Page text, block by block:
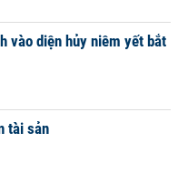
vào diện hủy niêm yết bắt
tài sản